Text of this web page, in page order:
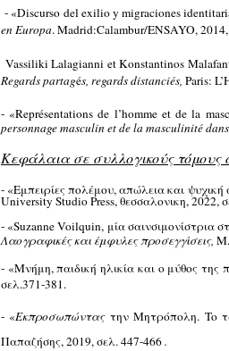
- «Discurso del exilio y migraciones
en Europa. Madrid:Calambur/ENSAYO,
Vassiliki Lalagianni et Konstantinos
Regards partagés, regards distanciés, Paris:
- «Représentations de l’homme et de la
personnage masculin et de la masculinité
Κεφάλαια σε συλλογικούς τόμους
- «Εμπειρίες πολέμου, απώλεια και
University Studio Press, θεσσαλονικη, 2022,
- «Suzanne Voilquin, μία σαινσιμονίστρια
Λαογραφικές και έμφυλες προσεγγίσεις,
- «Μνήμη, παιδική ηλικία και ο μύθος
σελ.371-381.
- «Εκπροσωπώντας την Μητρόπολη. To
Παπαζήσης, 2019, σελ. 447-466.